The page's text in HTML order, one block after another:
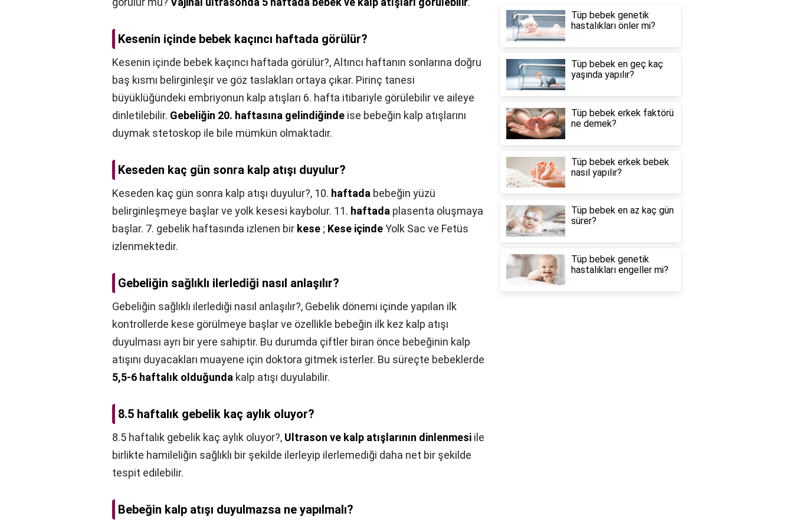
Kesenin içinde bebek kaçıncı haftada görülür?
Kesenin içinde bebek kaçıncı haftada görülür?,Altıncı haftanın sonlarına doğru
baş kısmı belirginleşir ve göz taslakları ortaya çıkar. Pirinç tanesi
büyüklüğündeki embriyonun kalp atışları 6. hafta itibariyle görülebilir ve aileye
dinletilebilir. Gebeliğin 20. haftasına gelindiğinde ise bebeğin kalp atışlarını
duymak stetoskop ile bile mümkün olmaktadır.
Keseden kaç gün sonra kalp atışı duyulur?
Keseden kaç gün sonra kalp atışı duyulur?, 10. haftada bebeğin yüzü
belirginleşmeye başlar ve yolk kesesi kaybolur. 11. haftada plasenta oluşmaya
başlar. 7. gebelik haftasında izlenen bir kese ; Kese içindeYolk Sac ve Fetüs
izlenmektedir.
Gebeliğin sağlıklı ilerlediği nasıl anlaşılır?
Gebeliğin sağlıklı ilerlediği nasıl anlaşılır?, Gebelik dönemi içinde yapılan ilk
kontrollerde kese görülmeye başlar ve özellikle bebeğin ilk kez kalp atışı
duyulması ayrı bir yere sahiptir. Bu durumda çiftler biran önce bebeğinin kalp
atışını duyacakları muayene için doktora gitmek isterler. Bu süreçte bebeklerde
5,5-6 haftalık olduğunda kalp atışı duyulabilir.
8.5 haftalık gebelik kaç aylık oluyor?
8.5 haftalık gebelik kaç aylık oluyor?, Ultrason ve kalp atışlarının dinlenmesi ile
birlikte hamileliğin sağlıklı bir şekilde ilerleyip ilerlemediği daha net bir şekilde
tespit edilebilir.
Bebeğin kalp atışı duyulmazsa ne yapılmalı?
Tüp bebek genetik
hastalıkları önler mi?
Tüp bebek en geç kaç
yaşında yapılır?
Tüp bebek erkek faktörü
ne demek?
Tüp bebek erkek bebek
nasıl yapılır?
Tüp bebek en az kaç gün
sürer?
Tüp bebek genetik
hastalıkları engeller mi?